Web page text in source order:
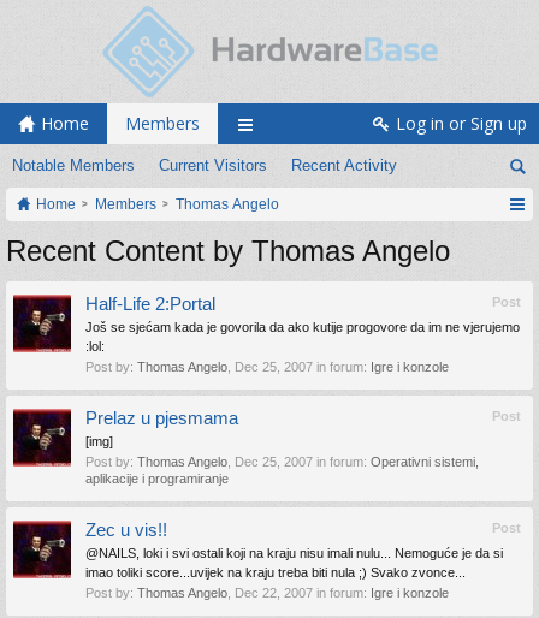
Home Members
Notable Members Current Visitors Recent Activity
Log in or Sign up
Home Members Thomas Angelo
Recent Content by Thomas Angelo
Post
Half-Life 2:Portal
Još se sjećam kada je govorila da ako kutije progovore da im ne vjerujemo
:lol:
Post by: Thomas Angelo Dec 25, 2007 in forum: Igre i konzole
Post
Prelaz u pjesmama
[img]
Post by: Thomas Angelo Dec 25, 2007 in forum: Operativni sistemi,
aplikacije i programiranje
Post
Zec u vis!!
@NAILS, loki i svi ostali koji na kraju nisu imali nulu... Nemoguće je da si
imao toliki score...uvijek na kraju treba biti nula ;) Svako zvonce...
Post by: Thomas Angelo Dec 22, 2007 in forum: Igre i konzole